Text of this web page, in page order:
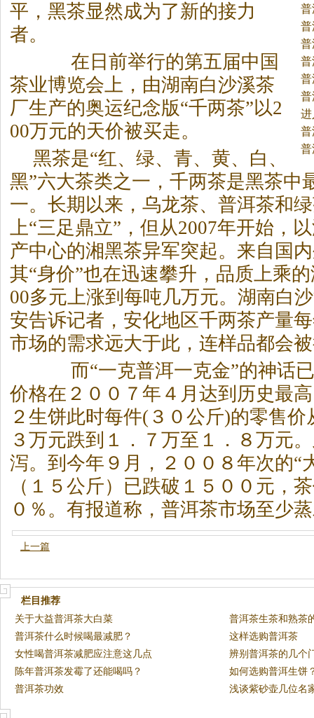
茶
平，黑茶显然成为了新的接力
者。
在日前举行的第五届中国
茶业博览会上，由湖南白沙溪茶
厂生产的奥运纪念版“千两茶”以2
00万元的天价被买走。
黑茶是“红、绿、青、黄、白、
黑”六大茶类之一，千两茶是黑茶中
一。长期以来，乌龙茶、普洱茶和绿
上“三足鼎立”，但从2007年开始，
产中心的湘黑茶异军突起。来自国
其“身价”也在迅速攀升，品质上乘
00多元上涨到每吨几万元。湖南白
安告诉记者，安化地区千两茶产量
市场的需求远大于此，连样品都会
而“一克普洱一克金”的神话已
价格在２００７年４月达到历史最
２生饼此时每件(３０公斤)的零售
３万元跌到１．７万至１．８万元
泻。到今年９月，２００８年次的“
（１５公斤）已跌破１５００元， 茶
０％。有报道称，普洱茶市场至少
上一篇
栏目推荐
关于大益普洱茶大白菜
普洱茶生茶和熟茶
普洱茶什么时候喝最减肥？
这样选购普洱茶
女性喝普洱茶减肥应注意这几点
辨别普洱茶的几个
陈年普洱茶发霉了还能喝吗？
如何选购普洱生饼
普洱茶功效
浅谈紫砂壶几位名